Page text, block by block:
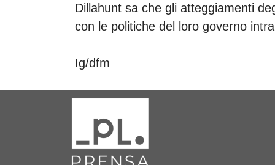
Dillahunt sa che gli atteggiamenti
con le politiche del loro governo
Ig/dfm